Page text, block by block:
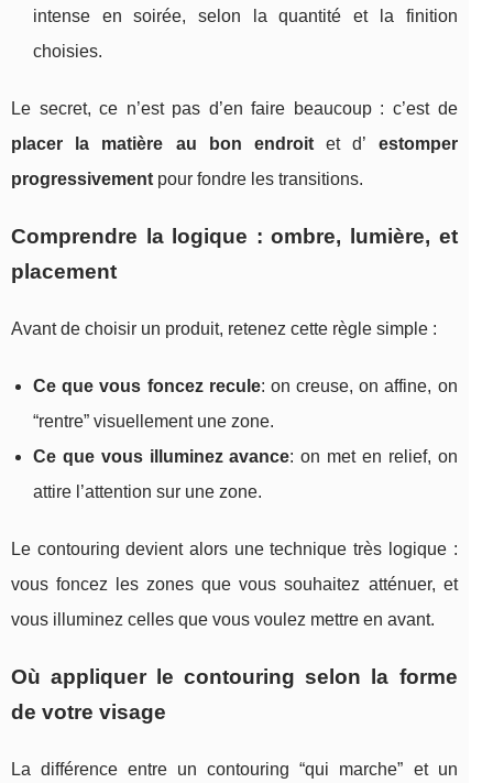
intense en soirée, selon la quantité et la finition
choisies.
Le secret, ce n’est pas d’en faire beaucoup : c’est de
placer la matière au bon endroit et d’ estomper
progressivement pour fondre les transitions.
Comprendre la logique : ombre, lumière, et
placement
Avant de choisir un produit, retenez cette règle simple :
Ce que vous foncez recule: on creuse, on affine, on
“rentre” visuellement une zone.
Ce que vous illuminez avance: on met en relief, on
attire l’attention sur une zone.
Le contouring devient alors une technique très logique :
vous foncez les zones que vous souhaitez atténuer, et
vous illuminez celles que vous voulez mettre en avant.
Où appliquer le contouring selon la forme
de votre visage
La différence entre un contouring “qui marche” et un